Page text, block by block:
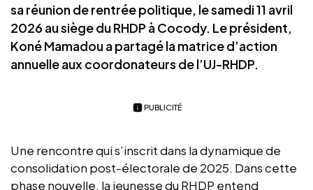
sa réunion de rentrée politique, le samedi 11 avril
2026 au siège du RHDP à Cocody. Le président,
Koné Mamadou a partagé la matrice d’action
annuelle aux coordonateurs de l’UJ-RHDP.
PUBLICITÉ
Une rencontre qui s’inscrit dans la dynamique de
consolidation post-électorale de 2025. Dans cette
phase nouvelle, la jeunesse du RHDP entend